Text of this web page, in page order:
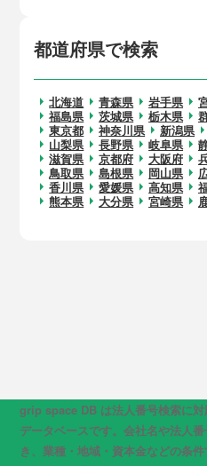
都道府県で検索
北海道 青森県 岩手県
福島県
茨城県 栃木県
東京都
神奈川県 新潟県
山梨県
長野県 岐阜県
滋賀県
京都府 大阪府
鳥取県
島根県 岡山県
香川県
愛媛県 高知県
熊本県
大分県 宮崎県
grip space DB は法人番号検索に
データベースです。会社名や法人
き、業種・地域・資本金などの条